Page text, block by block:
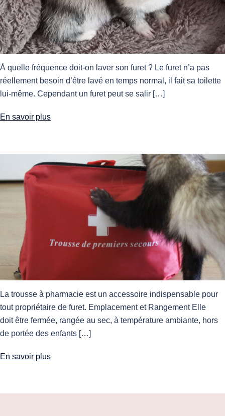
À quelle fréquence doit-on laver son furet ? Le furet n’a pas
réellement besoin d’être lavé en temps normal, il fait sa toilette
lui-même. Cependant un furet peut se salir […]
En savoir plus
La trousse à pharmacie est un accessoire indispensable pour
tout propriétaire de furet. Emplacement et Rangement Elle
doit être fermée, rangée au sec, à température ambiante, hors
de portée des enfants […]
En savoir plus